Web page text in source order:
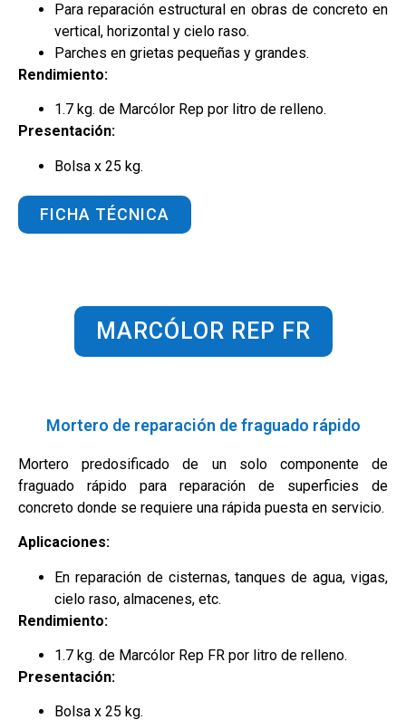
Para reparación estructural en obras de concreto en
vertical, horizontal y cielo raso.
Parches en grietas pequeñas y grandes.
Rendimiento:
1.7 kg. de Marcólor Rep por litro de relleno.
Presentación:
Bolsa x 25 kg.
FICHA TÉCNICA
MARCÓLOR REP FR
Mortero de reparación de fraguado rápido
Mortero predosificado de un solo componente de
fraguado rápido para reparación de superficies de
concreto donde se requiere una rápida puesta en servicio.
Aplicaciones:
En reparación de cisternas, tanques de agua, vigas,
cielo raso, almacenes, etc.
Rendimiento:
1.7 kg. de Marcólor Rep FR por litro de relleno.
Presentación:
Bolsa x 25 kg.